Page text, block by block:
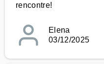
rencontre!
Elena
03/12/2025